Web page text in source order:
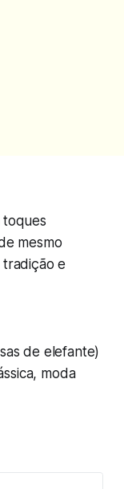
toques
mesmo
tradição e
de elefante)
moda